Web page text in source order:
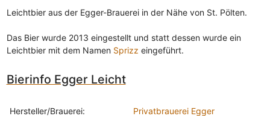
Leichtbier aus der Egger-Brauerei in der Nähe von St. Pölten.
Das Bier wurde 2013 eingestellt und statt dessen wurde ein
Leichtbier mit dem Namen Sprizz eingeführt.
Bierinfo Egger Leicht
Hersteller/Brauerei: Privatbrauerei Egger